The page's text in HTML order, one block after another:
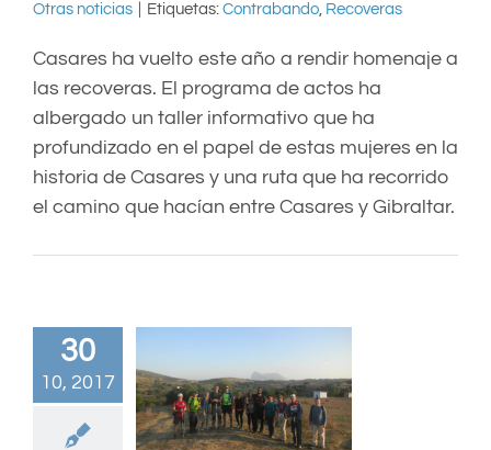
Otras noticias
Etiquetas: Contrabando, Recoveras
Casares ha vuelto este año a rendir homenaje a
las recoveras. El programa de actos ha
albergado un taller informativo que ha
profundizado en el papel de estas mujeres en la
historia de Casares y una ruta que ha recorrido
el camino que hacían entre Casares y Gibraltar.
30
10, 2017
Celebrada la I ruta de
las Recoveras